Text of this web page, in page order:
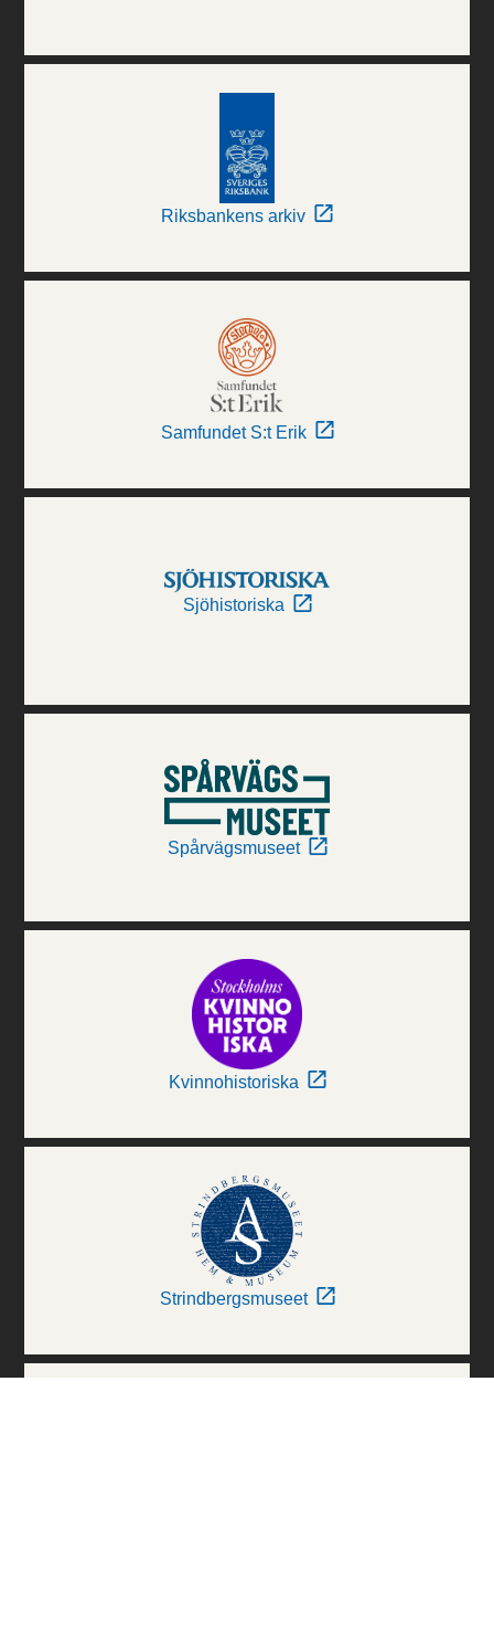
Riksbankens arkiv
Samfundet S:t Erik
Sjöhistoriska
Spårvägsmuseet
Kvinnohistoriska
Strindbergsmuseet